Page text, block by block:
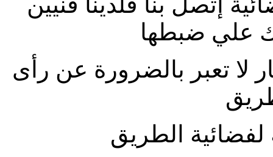
علي ضبطها
لا تعبر بالضرورة عن رأى
الطريق